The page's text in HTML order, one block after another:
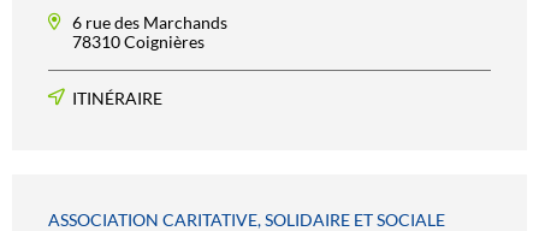
6 rue des Marchands
78310 Coignières
ITINÉRAIRE
ASSOCIATION CARITATIVE, SOLIDAIRE ET SOCIALE